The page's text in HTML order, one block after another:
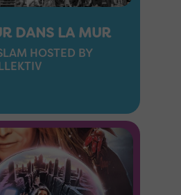
DANS LA MUR
HOSTED BY